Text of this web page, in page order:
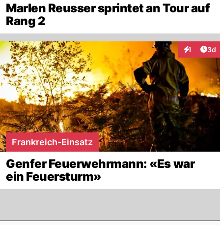
Marlen Reusser sprintet an Tour auf
Rang 2
1 3d
Frankreich-Einsatz
Genfer Feuerwehrmann: «Es war
ein Feuersturm»